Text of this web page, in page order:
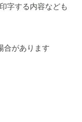
字する内容なども
合があります